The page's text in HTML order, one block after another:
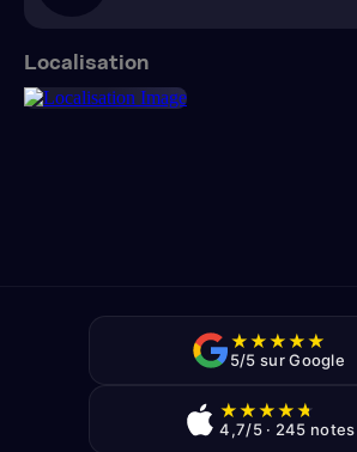
Localisation
★★★★★
5/5 sur Google
★★★★★
4,7/5 · 245 notes